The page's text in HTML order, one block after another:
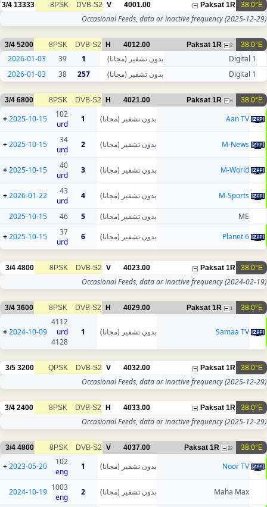
38.0°E
Paksat 1R
4001.00
V
DVB-S2
8PSK
13333
3/4
Occasional Feeds, data or inactive frequency(2025-12-29)
38.0°E
Paksat 1R 2
4012.00
H
DVB-S2
8PSK
5200
3/4
Digital 1 بدون تشفير (مجانا) 1
39
2026-01-03
Digital 1
بدون تشفير (مجانا) 257
38
2026-01-03
38.0°E
Paksat 1R 6
4021.00
H
DVB-S2
8PSK
6800
3/4
Aan TV بدون تشفير (مجانا) 1
102
urd
2025-10-15
+
M-News بدون تشفير (مجانا) 2
34
urd
2025-10-15
+
M-World بدون تشفير (مجانا) 3
40
urd
2025-10-15
+
M-Sports بدون تشفير (مجانا) 4
43
urd
2026-01-22
+
ME بدون تشفير (مجانا) 5
46
2025-10-15
Planet 6
بدون تشفير (مجانا) 6
37
urd
2025-10-15
+
38.0°E
Paksat 1R
4023.00
V
DVB-S2
8PSK
4800
3/4
Occasional Feeds, data or inactive frequency(2024-02-19)
38.0°E
Paksat 1R 1
4029.00
H
DVB-S2
8PSK
3600
3/4
Samaa TV بدون تشفير (مجانا) 1
4112
urd
4128
2024-10-09
+
38.0°E
Paksat 1R
4032.00
V
DVB-S2
QPSK
3200
3/5
Occasional Feeds, data or inactive frequency(2025-12-29)
38.0°E
Paksat 1R
4033.00
H
DVB-S2
8PSK
2400
3/4
Occasional Feeds, data or inactive frequency(2025-12-29)
38.0°E
Paksat 1R 23
4037.00
V
DVB-S2
8PSK
4800
3/4
Noor TV بدون تشفير (مجانا) 1
102
eng
2023-05-20
+
Maha Max بدون تشفير (مجانا) 2
1003
eng
2024-10-19